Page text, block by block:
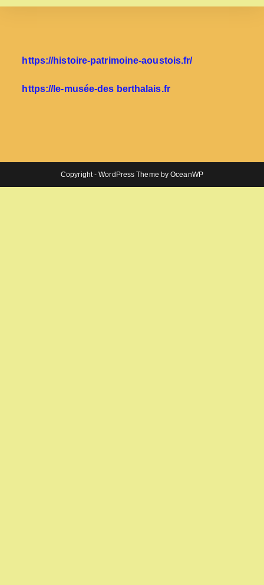
https://histoire-patrimoine-aoustois.fr/
https://le-musée-des berthalais.fr
Copyright - WordPress Theme by OceanWP